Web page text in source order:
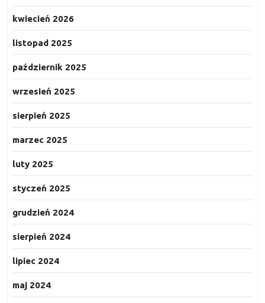
kwiecień 2026
listopad 2025
październik 2025
wrzesień 2025
sierpień 2025
marzec 2025
luty 2025
styczeń 2025
grudzień 2024
sierpień 2024
lipiec 2024
maj 2024